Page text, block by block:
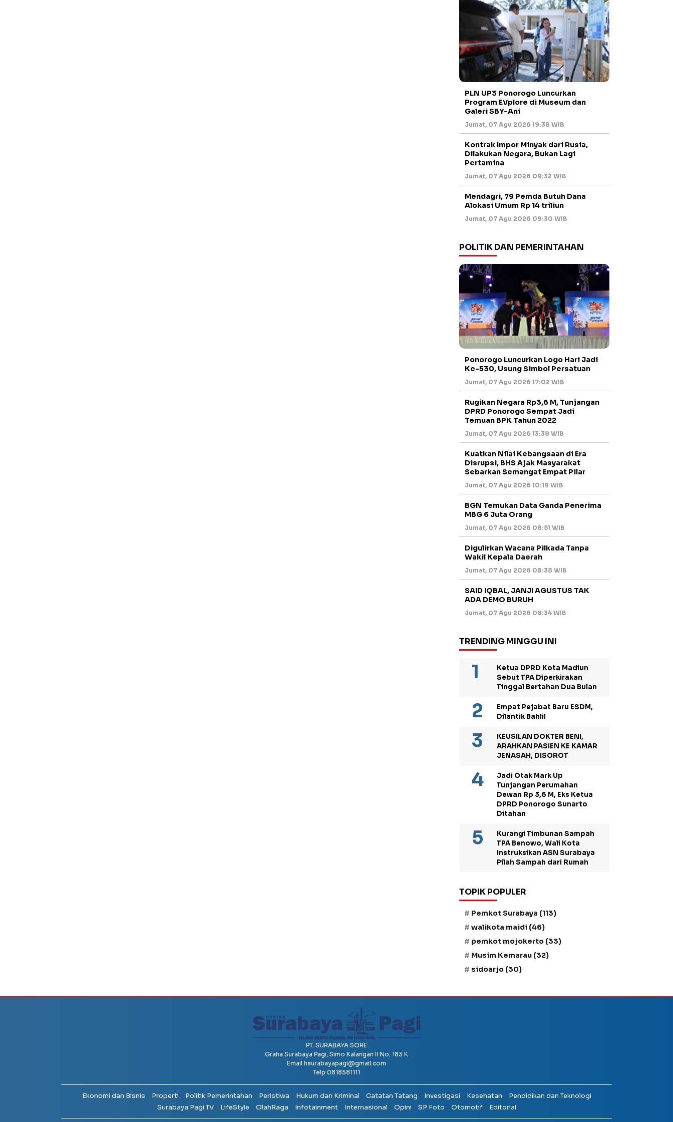
PLN UP3 Ponorogo Luncurkan
Program EVplore di Museum dan
Galeri SBY-Ani
Jumat, 07 Agu 2026 19:38 WIB
Kontrak Impor Minyak dari Rusia,
Dilakukan Negara, Bukan Lagi
Pertamina
Jumat, 07 Agu 2026 09:32 WIB
Mendagri, 79 Pemda Butuh Dana
Alokasi Umum Rp 14 triliun
Jumat, 07 Agu 2026 09:30 WIB
POLITIK DAN PEMERINTAHAN
Ponorogo Luncurkan Logo Hari Jadi
Ke-530, Usung Simbol Persatuan
Jumat, 07 Agu 2026 17:02 WIB
Rugikan Negara Rp3,6 M, Tunjangan
DPRD Ponorogo Sempat Jadi
Temuan BPK Tahun 2022
Jumat, 07 Agu 2026 13:38 WIB
Kuatkan Nilai Kebangsaan di Era
Disrupsi, BHS Ajak Masyarakat
Sebarkan Semangat Empat Pilar
Jumat, 07 Agu 2026 10:19 WIB
BGN Temukan Data Ganda Penerima
MBG 6 Juta Orang
Jumat, 07 Agu 2026 08:51 WIB
Digulirkan Wacana Pilkada Tanpa
Wakil Kepala Daerah
Jumat, 07 Agu 2026 08:38 WIB
SAID IQBAL, JANJI AGUSTUS TAK
ADA DEMO BURUH
Jumat, 07 Agu 2026 08:34 WIB
TRENDING MINGGU INI
Ketua DPRD Kota Madiun
Sebut TPA Diperkirakan
Tinggal Bertahan Dua Bulan
Empat Pejabat Baru ESDM,
Dilantik Bahlil
KEUSILAN DOKTER BENI,
ARAHKAN PASIEN KE KAMAR
JENASAH, DISOROT
Jadi Otak Mark Up
Tunjangan Perumahan
Dewan Rp 3,6 M, Eks Ketua
DPRD Ponorogo Sunarto
Ditahan
Kurangi Timbunan Sampah
TPA Benowo, Wali Kota
Instruksikan ASN Surabaya
Pilah Sampah dari Rumah
TOPIK POPULER
Pemkot Surabaya (113)
walikota maidi (46)
pemkot mojokerto (33)
Musim Kemarau (32)
sidoarjo (30)
PT. SURABAYA SORE
Graha Surabaya Pagi, Simo Kalangan II No. 183 K
Email hsurabayapagi@gmail.com
Telp 0818581111
Ekonomi dan Bisnis Properti Politik Pemerintahan Peristiwa Hukum dan Kriminal Catatan Tatang Investigasi Kesehatan
Pendidikan dan Teknologi
Surabaya Pagi TV
LifeStyle OlahRaga Infotainment Internasional Opini SP Foto Otomotif Editorial